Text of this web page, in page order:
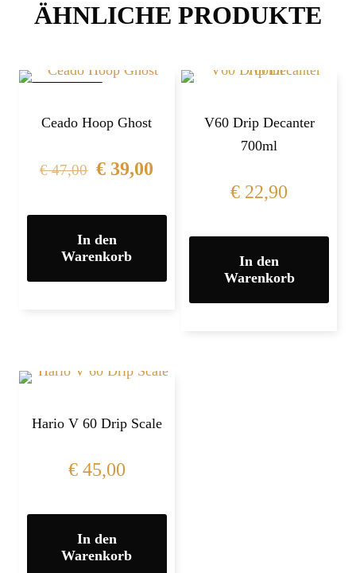
ÄHNLICHE PRODUKTE
Ceado Hoop Ghost
€47,00 € 39,00
In den
Warenkorb
V60 Drip Decanter
700ml
€ 22,90
In den
Warenkorb
Hario V 60 Drip Scale
€45,00
In den
Warenkorb